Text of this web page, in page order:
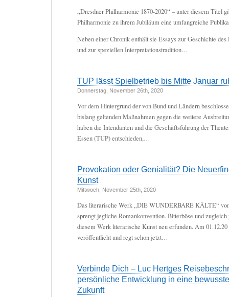
„Dresdner Philharmonie 1870-2020“ – unter diesem Titel
Philharmonie zu ihrem Jubiläum eine umfangreiche
Neben einer Chronik enthält sie Essays zur Geschichte
und zur speziellen Interpretationstradition…
TUP lässt Spielbetrieb bis Mitte Januar
Donnerstag, November 26th, 2020
Vor dem Hintergrund der von Bund und Ländern
bislang geltenden Maßnahmen gegen die weitere
haben die Intendanten und die Geschäftsführung der
Essen (TUP) entschieden,…
Provokation oder Genialität? Die
Kunst
Mittwoch, November 25th, 2020
Das literarische Werk „DIE WUNDERBARE KÄLTE“
sprengt jegliche Romankonvention. Bitterböse und
diesem Werk literarische Kunst neu erfunden. Am
veröffentlicht und regt schon jetzt…
Verbinde Dich – Luc Hertges
persönliche Entwicklung in eine
Zukunft